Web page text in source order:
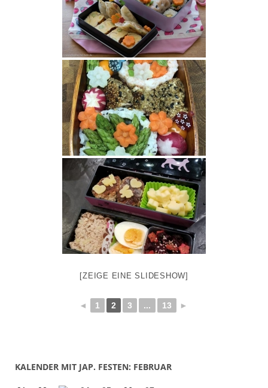
[ZEIGE EINE SLIDESHOW]
◄ 1 2 3 ... 13 ►
KALENDER MIT JAP. FESTEN: FEBRUAR